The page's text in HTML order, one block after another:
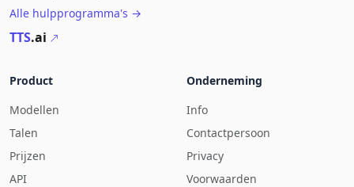
Alle hulpprogramma's →
TTS.ai
Product
Modellen
Talen
Prijzen
API
Onderneming
Info
Contactpersoon
Privacy
Voorwaarden